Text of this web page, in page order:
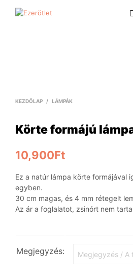
KEZDŐLAP / LÁMPÁK
Körte formájú
10,900Ft
Ez a natúr lámpa körte formájával
egyben.
30 cm magas, és 4 mm rétegelt
Az ár a foglalatot, zsinórt nem
Megjegyzés: